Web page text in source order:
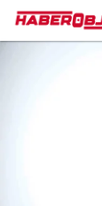
Değildir’